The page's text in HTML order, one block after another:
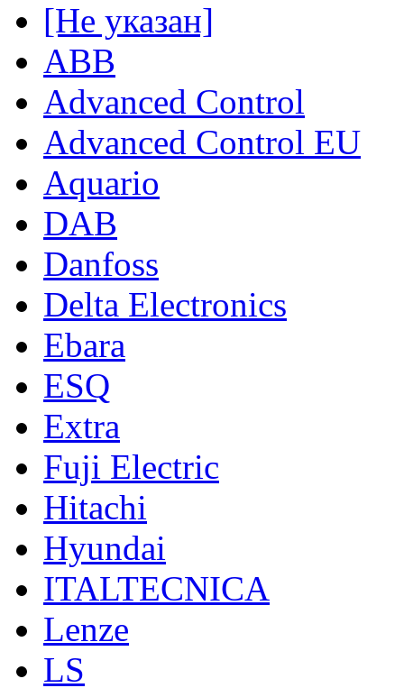
[Не указан]
ABB
Advanced Control
Advanced Control EU
Aquario
DAB
Danfoss
Delta Electronics
Ebara
ESQ
Extra
Fuji Electric
Hitachi
Hyundai
ITALTECNICA
Lenze
LS